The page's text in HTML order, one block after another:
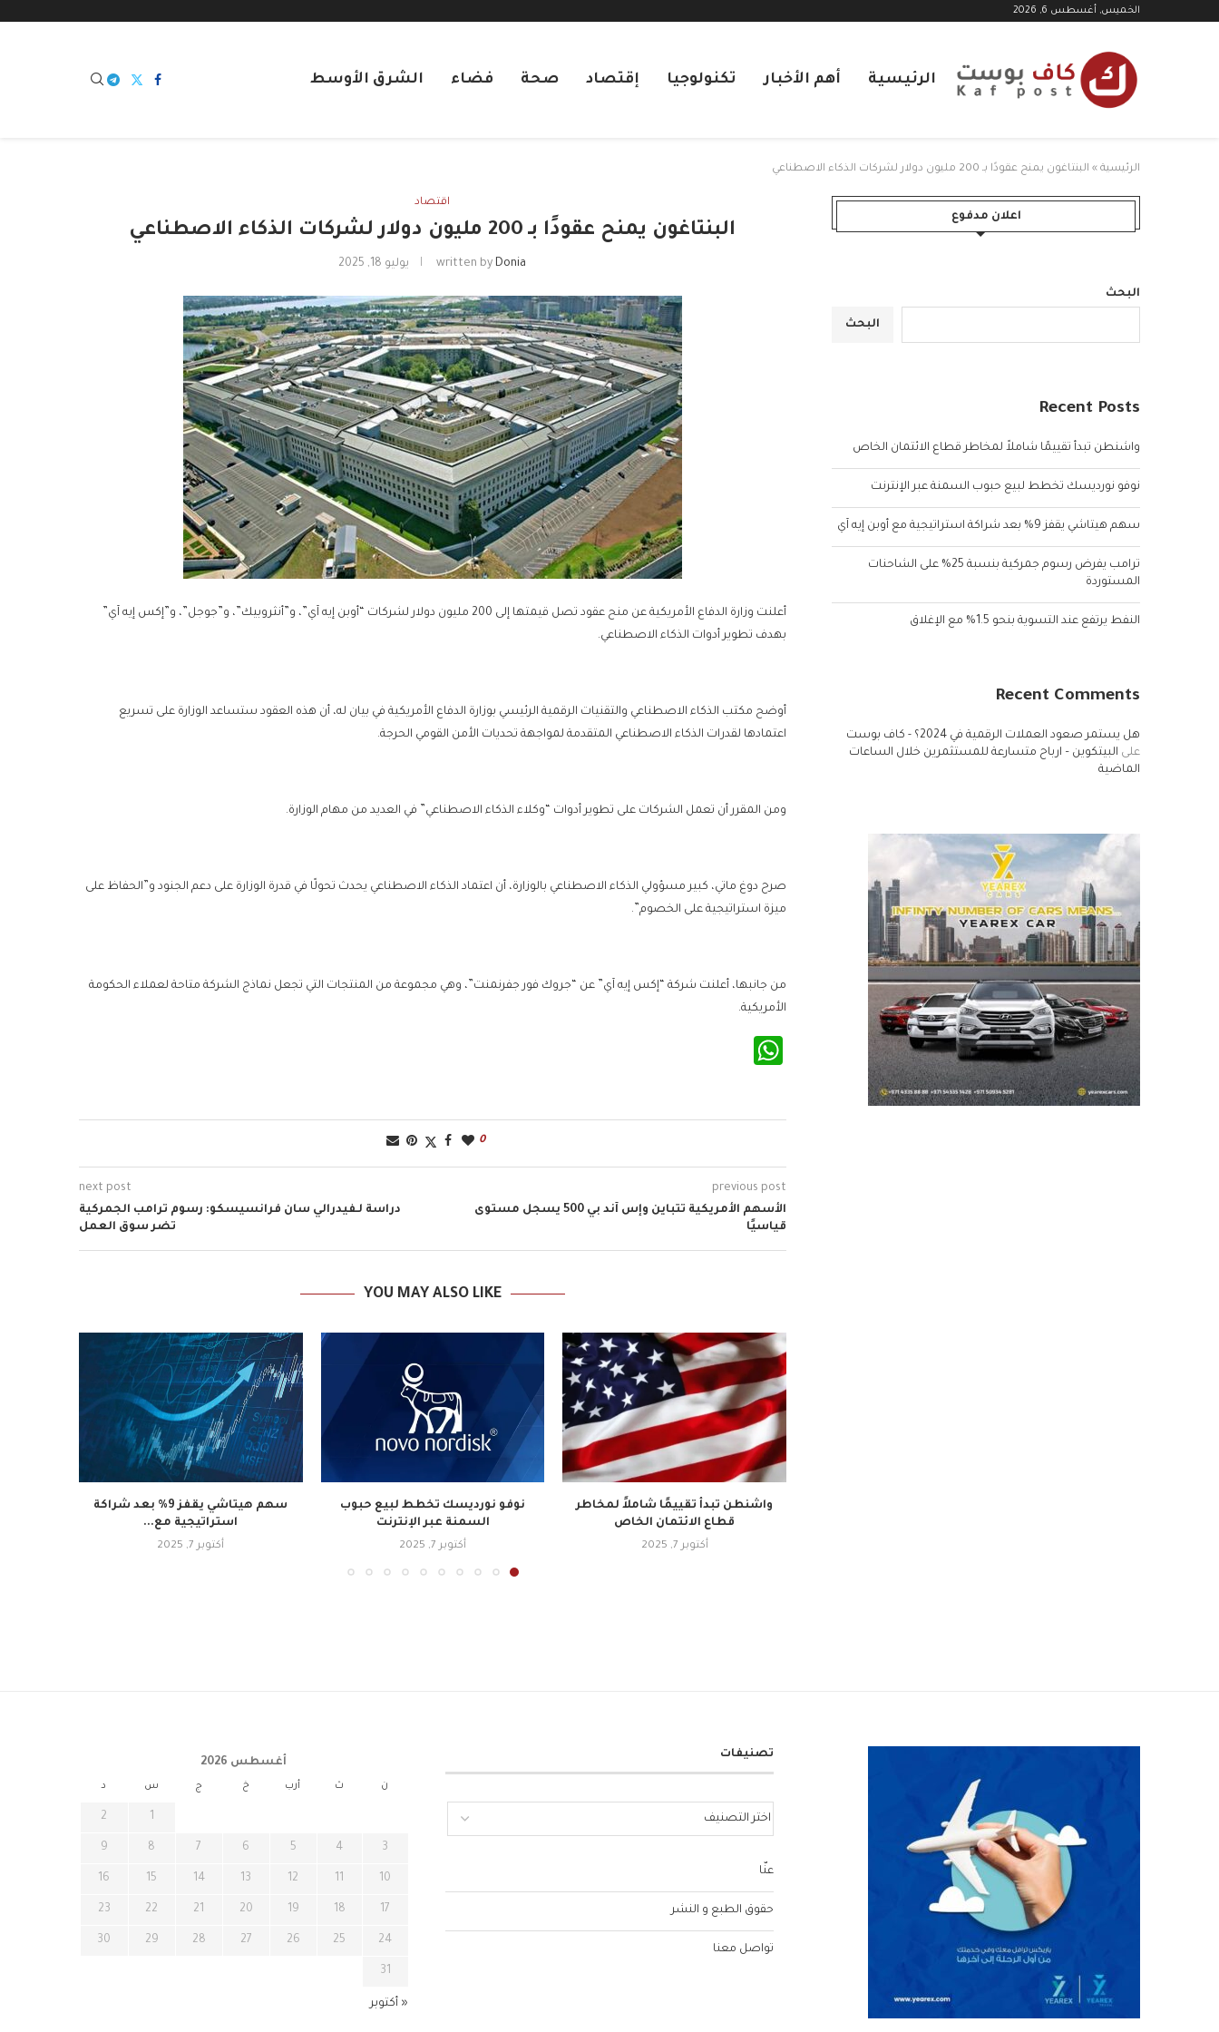
الخميس, أغسطس 6, 2026
الرئيسية أهم الأخبار تكنولوجيا إقتصاد صحة فضاء الشرق الأوسط
الرئيسية » البنتاغون يمنح عقودًا بـ 200 مليون دولار لشركات الذكاء الاصطناعي
اقتصاد
البنتاغون يمنح عقودًا بـ 200 مليون دولار لشركات الذكاء الاصطناعي
written by Donia يوليو 18, 2025
أعلنت وزارة الدفاع الأمريكية عن منح عقود تصل قيمتها إلى 200 مليون دولار لشركات “أوبن إيه آي”، و”أنثروبيك”، و”جوجل”، و”إكس إيه آي”
بهدف تطوير أدوات الذكاء الاصطناعي.
أوضح مكتب الذكاء الاصطناعي والتقنيات الرقمية الرئيسي بوزارة الدفاع الأمريكية في بيان له، أن هذه العقود ستساعد الوزارة على تسريع
اعتمادها لقدرات الذكاء الاصطناعي المتقدمة لمواجهة تحديات الأمن القومي الحرجة.
ومن المقرر أن تعمل الشركات على تطوير أدوات “وكلاء الذكاء الاصطناعي” في العديد من مهام الوزارة.
صرح دوغ ماتي، كبير مسؤولي الذكاء الاصطناعي بالوزارة، أن اعتماد الذكاء الاصطناعي يحدث تحولًا في قدرة الوزارة على دعم الجنود و”الحفاظ على
ميزة استراتيجية على الخصوم”.
من جانبها، أعلنت شركة “إكس إيه آي” عن “جروك فور جفرنمنت”، وهي مجموعة من المنتجات التي تجعل نماذج الشركة متاحة لعملاء الحكومة
الأمريكية.
0
previous post
الأسهم الأمريكية تتباين وإس آند بي 500 يسجل مستوى
قياسيًا
next post
دراسة لـفيدرالي سان فرانسيسكو: رسوم ترامب الجمركية
تضر سوق العمل
YOU MAY ALSO LIKE
واشنطن تبدأ تقييمًا شاملاً لمخاطر
قطاع الائتمان الخاص
أكتوبر 7, 2025
نوفو نورديسك تخطط لبيع حبوب
السمنة عبر الإنترنت
أكتوبر 7, 2025
سهم هيتاشي يقفز 9% بعد شراكة
استراتيجية مع...
أكتوبر 7, 2025
اعلان مدفوع
البحث
البحث
Recent Posts
واشنطن تبدأ تقييمًا شاملاً لمخاطر قطاع الائتمان الخاص
نوفو نورديسك تخطط لبيع حبوب السمنة عبر الإنترنت
سهم هيتاشي يقفز 9% بعد شراكة استراتيجية مع أوبن إيه آي
ترامب يفرض رسوم جمركية بنسبة 25% على الشاحنات
المستوردة
النفط يرتفع عند التسوية بنحو 1.5% مع الإغلاق
Recent Comments
هل يستمر صعود العملات الرقمية في 2024؟ - كاف بوست
على البيتكوين – ارباح متسارعة للمستثمرين خلال الساعات
الماضية
تصنيفات
عنّا
حقوق الطبع و النشر
تواصل معنا
أغسطس 2026
ن ث أرب خ ج س د
1
2
3
4
5
6
7
8
9
10
11
12
13
14
15
16
17
18
19
20
21
22
23
24
25
26
27
28
29
30
31
« أكتوبر